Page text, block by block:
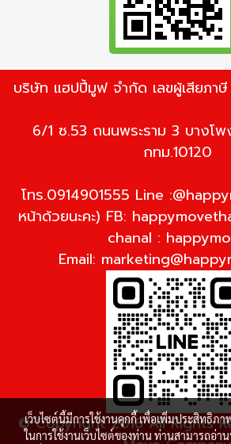
บริษัท แฮปปี้มูฟ จำกัด เลขผู้เสียภา
6/1 ซ.53 ถนนพระราม 3 บางโ
กทม.10120
โทร.0914901555 Line
หน้าด้วยนะคะ) FB:
chanal :
Email:
© Copyright 2016 All Rights
เว็บไซต์นี้มีการใช้งานคุกกี้ เพื่อเพิ่มประสิทธิภ
ในการใช้งานเว็บไซต์ของท่าน ท่านสามารถอ่า